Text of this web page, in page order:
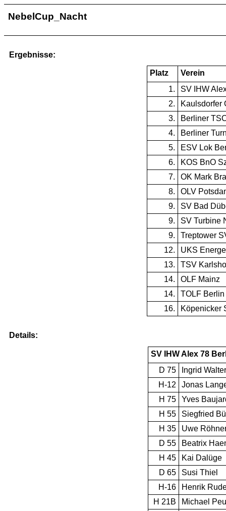
NebelCup_Nacht
Ergebnisse:
Platz
Verein
1.
SV IHW
2.
Kaulsdorfer
3.
Berliner
4.
Berliner
5.
ESV Lok
6.
KOS BnO
7.
OK Mark
8.
OLV
9.
SV Bad
9.
SV Turbine
9.
Treptower
12.
UKS
13.
TSV
14.
OLF Mainz
14.
TOLF Berlin
16.
Köpenicker
Details:
SV IHW Alex 78
D 75
Ingrid Walter
H-12
Jonas
H 75
Yves
H 55
Siegfried
H 35
Uwe
D 55
Beatrix
H 45
Kai Dalüge
D 65
Susi Thiel
H-16
Henrik
H 21B
Michael